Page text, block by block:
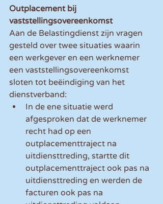
Outplacement bij
vaststellingsovereenkomst
Aan de Belastingdienst zijn vragen
gesteld over twee situaties waarin
een werkgever en een werknemer
een vaststellingsovereenkomst
sloten tot beëindiging van het
dienstverband:
In de ene situatie werd
afgesproken dat de werknemer
recht had op een
outplacementtraject na
uitdiensttreding, startte dit
outplacementtraject ook pas na
uitdiensttreding en werden de
facturen ook pas na